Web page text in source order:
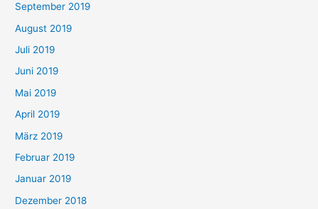
September 2019
August 2019
Juli 2019
Juni 2019
Mai 2019
April 2019
März 2019
Februar 2019
Januar 2019
Dezember 2018